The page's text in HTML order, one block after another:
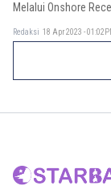
Melalui Onshore
Redaksi 18 Apr 2023 -